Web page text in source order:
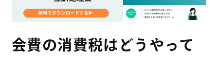
会費の消費税はどうやって